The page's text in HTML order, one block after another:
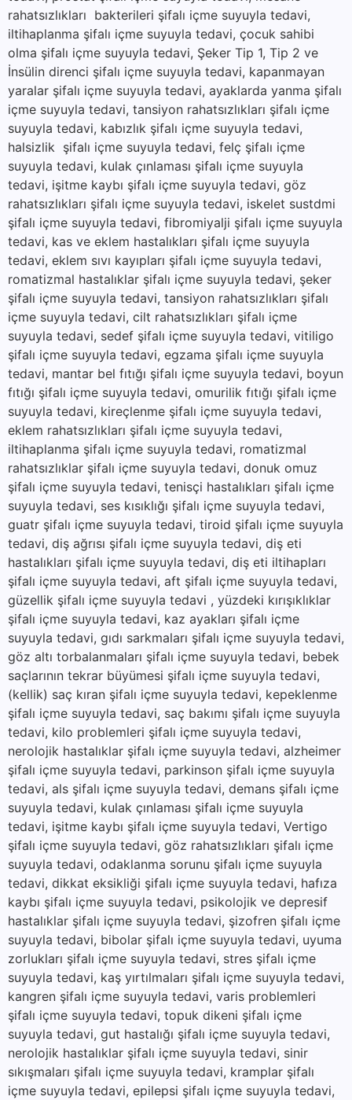
rahatsızlıkları bakterileri şifalı içme suyuyla tedavi,
iltihaplanma şifalı içme suyuyla tedavi, çocuk sahibi
olma şifalı içme suyuyla tedavi, Şeker Tip 1, Tip 2 ve
İnsülin direnci şifalı içme suyuyla tedavi, kapanmayan
yaralar şifalı içme suyuyla tedavi, ayaklarda yanma şifalı
içme suyuyla tedavi, tansiyon rahatsızlıkları şifalı içme
suyuyla tedavi, kabızlık şifalı içme suyuyla tedavi,
halsizlik şifalı içme suyuyla tedavi, felç şifalı içme
suyuyla tedavi, kulak çınlaması şifalı içme suyuyla
tedavi, işitme kaybı şifalı içme suyuyla tedavi, göz
rahatsızlıkları şifalı içme suyuyla tedavi, iskelet sustdmi
şifalı içme suyuyla tedavi, fibromiyalji şifalı içme suyuyla
tedavi, kas ve eklem hastalıkları şifalı içme suyuyla
tedavi, eklem sıvı kayıpları şifalı içme suyuyla tedavi,
romatizmal hastalıklar şifalı içme suyuyla tedavi, şeker
şifalı içme suyuyla tedavi, tansiyon rahatsızlıkları şifalı
içme suyuyla tedavi, cilt rahatsızlıkları şifalı içme
suyuyla tedavi, sedef şifalı içme suyuyla tedavi, vitiligo
şifalı içme suyuyla tedavi, egzama şifalı içme suyuyla
tedavi, mantar bel fıtığı şifalı içme suyuyla tedavi, boyun
fıtığı şifalı içme suyuyla tedavi, omurilik fıtığı şifalı içme
suyuyla tedavi, kireçlenme şifalı içme suyuyla tedavi,
eklem rahatsızlıkları şifalı içme suyuyla tedavi,
iltihaplanma şifalı içme suyuyla tedavi, romatizmal
rahatsızlıklar şifalı içme suyuyla tedavi, donuk omuz
şifalı içme suyuyla tedavi, tenisçi hastalıkları şifalı içme
suyuyla tedavi, ses kısıklığı şifalı içme suyuyla tedavi,
guatr şifalı içme suyuyla tedavi, tiroid şifalı içme suyuyla
tedavi, diş ağrısı şifalı içme suyuyla tedavi, diş eti
hastalıkları şifalı içme suyuyla tedavi, diş eti iltihapları
şifalı içme suyuyla tedavi, aft şifalı içme suyuyla tedavi,
güzellik şifalı içme suyuyla tedavi , yüzdeki kırışıklıklar
şifalı içme suyuyla tedavi, kaz ayakları şifalı içme
suyuyla tedavi, gıdı sarkmaları şifalı içme suyuyla tedavi,
göz altı torbalanmaları şifalı içme suyuyla tedavi, bebek
saçlarının tekrar büyümesi şifalı içme suyuyla tedavi,
(kellik) saç kıran şifalı içme suyuyla tedavi, kepeklenme
şifalı içme suyuyla tedavi, saç bakımı şifalı içme suyuyla
tedavi, kilo problemleri şifalı içme suyuyla tedavi,
nerolojik hastalıklar şifalı içme suyuyla tedavi, alzheimer
şifalı içme suyuyla tedavi, parkinson şifalı içme suyuyla
tedavi, als şifalı içme suyuyla tedavi, demans şifalı içme
suyuyla tedavi, kulak çınlaması şifalı içme suyuyla
tedavi, işitme kaybı şifalı içme suyuyla tedavi, Vertigo
şifalı içme suyuyla tedavi, göz rahatsızlıkları şifalı içme
suyuyla tedavi, odaklanma sorunu şifalı içme suyuyla
tedavi, dikkat eksikliği şifalı içme suyuyla tedavi, hafıza
kaybı şifalı içme suyuyla tedavi, psikolojik ve depresif
hastalıklar şifalı içme suyuyla tedavi, şizofren şifalı içme
suyuyla tedavi, bibolar şifalı içme suyuyla tedavi, uyuma
zorlukları şifalı içme suyuyla tedavi, stres şifalı içme
suyuyla tedavi, kaş yırtılmaları şifalı içme suyuyla tedavi,
kangren şifalı içme suyuyla tedavi, varis problemleri
şifalı içme suyuyla tedavi, topuk dikeni şifalı içme
suyuyla tedavi, gut hastalığı şifalı içme suyuyla tedavi,
nerolojik hastalıklar şifalı içme suyuyla tedavi, sinir
sıkışmaları şifalı içme suyuyla tedavi, kramplar şifalı
içme suyuyla tedavi, epilepsi şifalı içme suyuyla tedavi,